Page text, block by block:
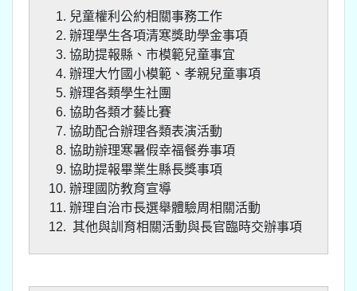
兒童權利公約相關事務工作
辦理學生各項清寒獎助學金事項
協助提報縣、市模範兒童事宜
辦理大竹國小模範、孝親兒童事項
辦理各類學生社團
協助各類才藝比賽
協助配合辦理各類表演活動
協助辦理寒暑假幸福餐券事項
協助提報畢業生縣長獎事項
辦理國防教育宣導
辦理自治市長選舉體驗周相關活動
其他與訓育相關活動與長官臨時交辦事項